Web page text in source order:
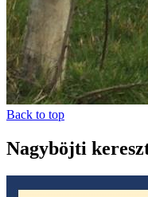
Back to top
Nagyböjti